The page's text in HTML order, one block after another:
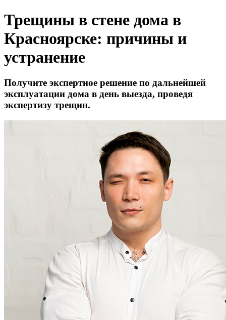
Трещины в стене дома в
Красноярске: причины и
устранение
Получите экспертное решение по дальнейшей
эксплуатации дома в день выезда, проведя
экспертизу трещин.